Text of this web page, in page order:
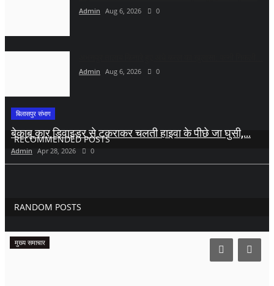
Admin Aug 6, 2026 0
Admin Aug 6, 2026 0
RECOMMENDED POSTS
बिलासपुर संभाग
बेकाबू कार डिवाइडर से टकराकर चलती हाइवा के पीछे जा घुसी,...
Admin Apr 28, 2026 0
RANDOM POSTS
मुख्य समाचार